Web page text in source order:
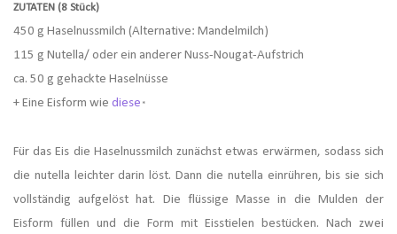
ZUTATEN (8 Stück)
450 g Haselnussmilch (Alternative: Mandelmilch)
115 g Nutella/ oder ein anderer Nuss-Nougat-Aufstrich
ca. 50 g gehackte Haselnüsse
+ Eine Eisform wie diese *
Für das Eis die Haselnussmilch zunächst etwas erwärmen, sodass sich
die nutella leichter darin löst. Dann die nutella einrühren, bis sie sich
vollständig aufgelöst hat. Die flüssige Masse in die Mulden der
Eisform füllen und die Form mit Eisstielen bestücken. Nach zwei